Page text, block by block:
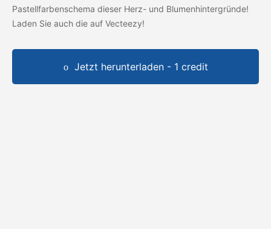
Pastellfarbenschema dieser Herz- und Blumenhintergründe!
Laden Sie auch die auf Vecteezy!
Jetzt herunterladen - 1 credit